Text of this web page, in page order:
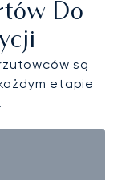
Do
są
etapie